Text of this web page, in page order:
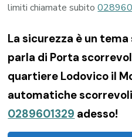
limiti chiamate subito
La sicurezza è un
parla di Porta
quartiere Lodovico il
automatiche
0289601329 adesso!